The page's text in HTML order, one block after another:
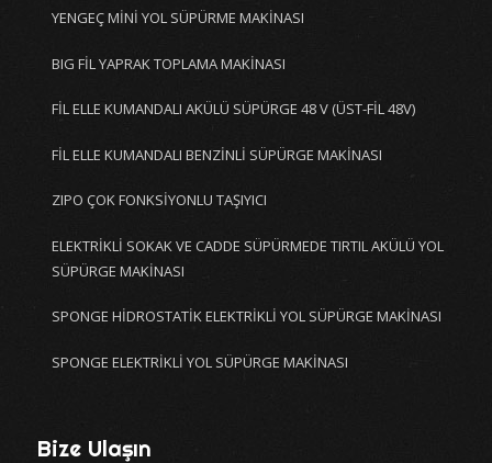
YENGEÇ MİNİ YOL SÜPÜRME MAKİNASI
BIG FİL YAPRAK TOPLAMA MAKİNASI
FİL ELLE KUMANDALI AKÜLÜ SÜPÜRGE 48 V (ÜST-FİL 48V)
FİL ELLE KUMANDALI BENZİNLİ SÜPÜRGE MAKİNASI
ZIPO ÇOK FONKSİYONLU TAŞIYICI
ELEKTRİKLİ SOKAK VE CADDE SÜPÜRMEDE TIRTIL AKÜLÜ YOL
SÜPÜRGE MAKİNASI
SPONGE HİDROSTATİK ELEKTRİKLİ YOL SÜPÜRGE MAKİNASI
SPONGE ELEKTRİKLİ YOL SÜPÜRGE MAKİNASI
Bize Ulaşın